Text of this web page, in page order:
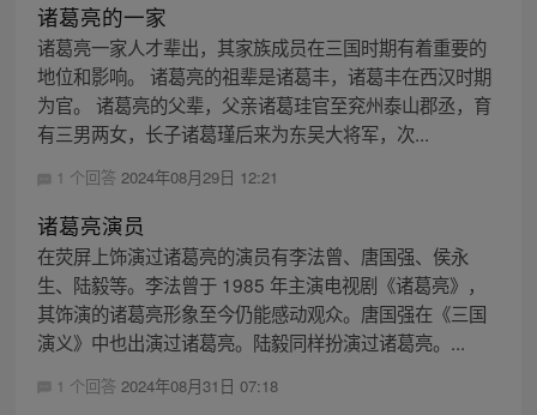
诸葛亮的一家
诸葛亮一家人才辈出，其家族成员在三国时期有着重要的
地位和影响。 诸葛亮的祖辈是诸葛丰，诸葛丰在西汉时期
为官。 诸葛亮的父辈，父亲诸葛珪官至兖州泰山郡丞，育
有三男两女，长子诸葛瑾后来为东吴大将军，次...
1 个回答 2024年08月29日 12:21
诸葛亮演员
在荧屏上饰演过诸葛亮的演员有李法曾、唐国强、侯永
生、陆毅等。李法曾于 1985 年主演电视剧《诸葛亮》，
其饰演的诸葛亮形象至今仍能感动观众。唐国强在《三国
演义》中也出演过诸葛亮。陆毅同样扮演过诸葛亮。...
1 个回答 2024年08月31日 07:18